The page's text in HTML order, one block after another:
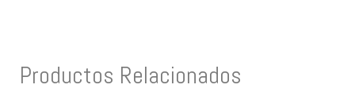
Productos Relacionados